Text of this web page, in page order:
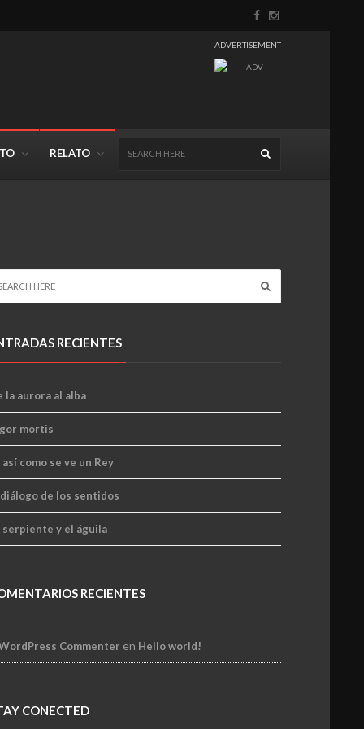
ADVERTISEMENT
RELATO
RECIENTES
la aurora al alba
mortis
así como se ve un Rey
diálogo de los sentidos
serpiente y el águila
RECIENTES
Commenter en Hello world!
CONECTED